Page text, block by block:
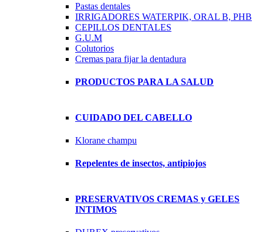
Pastas dentales
IRRIGADORES WATERPIK, ORAL B, PHB
CEPILLOS DENTALES
G.U.M
Colutorios
Cremas para fijar la dentadura
PRODUCTOS PARA LA SALUD
CUIDADO DEL CABELLO
Klorane champu
Repelentes de insectos, antipiojos
PRESERVATIVOS CREMAS y GELES
INTIMOS